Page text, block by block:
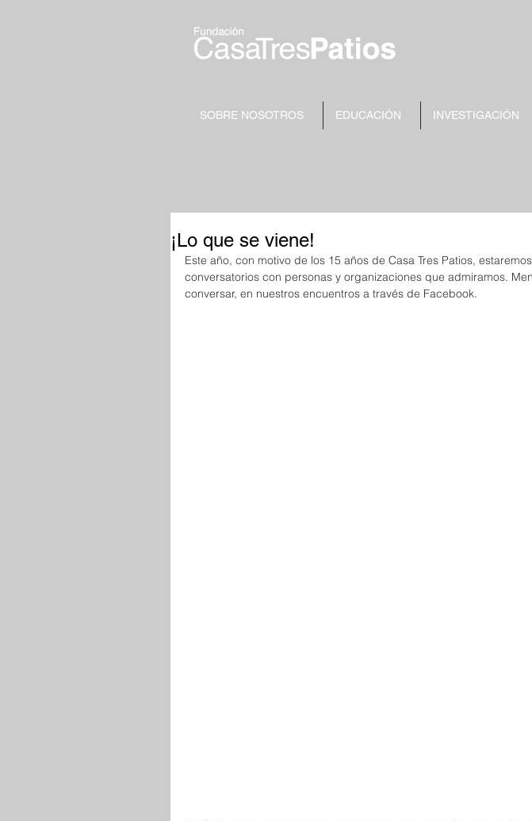
SOBRE NOSOTROS EDUCACIÓN INVESTIGACIÓN
¡Lo que se viene!
Este año, con motivo de los 15 años de Casa Tres Patios,
conversatorios con personas y organizaciones que admiramos.
conversar, en nuestros encuentros a través de Facebook.